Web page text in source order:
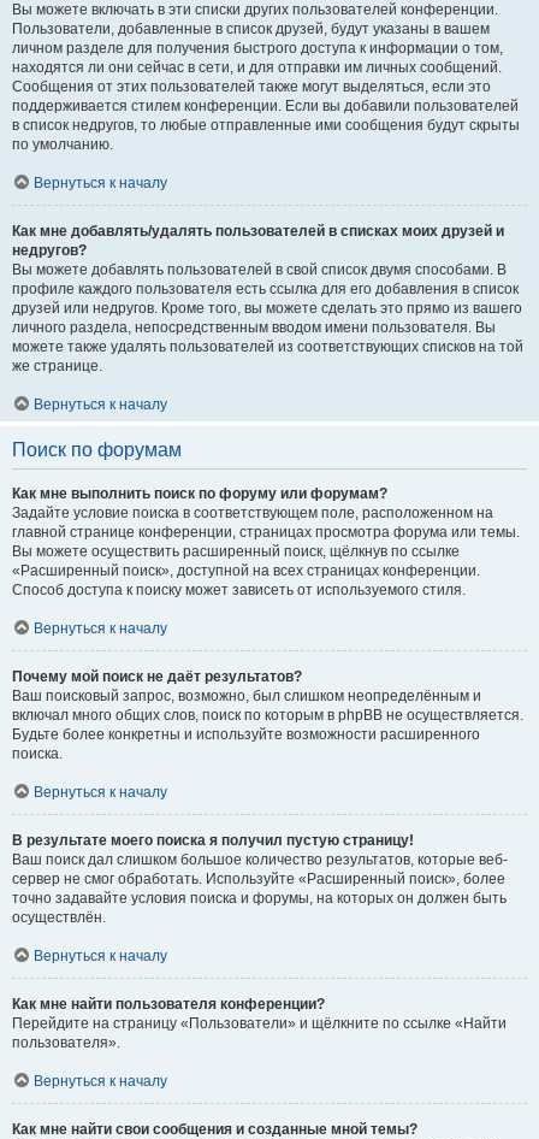
Вы можете включать в эти списки других пользователей конференции.
Пользователи, добавленные в список друзей, будут указаны в вашем
личном разделе для получения быстрого доступа к информации о том,
находятся ли они сейчас в сети, и для отправки им личных сообщений.
Сообщения от этих пользователей также могут выделяться, если это
поддерживается стилем конференции. Если вы добавили пользователей
в список недругов, то любые отправленные ими сообщения будут скрыты
по умолчанию.
Вернуться к началу
Как мне добавлять/удалять пользователей в списках моих друзей и
недругов?
Вы можете добавлять пользователей в свой список двумя способами. В
профиле каждого пользователя есть ссылка для его добавления в список
друзей или недругов. Кроме того, вы можете сделать это прямо из вашего
личного раздела, непосредственным вводом имени пользователя. Вы
можете также удалять пользователей из соответствующих списков на той
же странице.
Вернуться к началу
Поиск по форумам
Как мне выполнить поиск по форуму или форумам?
Задайте условие поиска в соответствующем поле, расположенном на
главной странице конференции, страницах просмотра форума или темы.
Вы можете осуществить расширенный поиск, щёлкнув по ссылке
«Расширенный поиск», доступной на всех страницах конференции.
Способ доступа к поиску может зависеть от используемого стиля.
Вернуться к началу
Почему мой поиск не даёт результатов?
Ваш поисковый запрос, возможно, был слишком неопределённым и
включал много общих слов, поиск по которым в phpBB не осуществляется.
Будьте более конкретны и используйте возможности расширенного
поиска.
Вернуться к началу
В результате моего поиска я получил пустую страницу!
Ваш поиск дал слишком большое количество результатов, которые веб-
сервер не смог обработать. Используйте «Расширенный поиск», более
точно задавайте условия поиска и форумы, на которых он должен быть
осуществлён.
Вернуться к началу
Как мне найти пользователя конференции?
Перейдите на страницу «Пользователи» и щёлкните по ссылке «Найти
пользователя».
Вернуться к началу
Как мне найти свои сообщения и созданные мной темы?